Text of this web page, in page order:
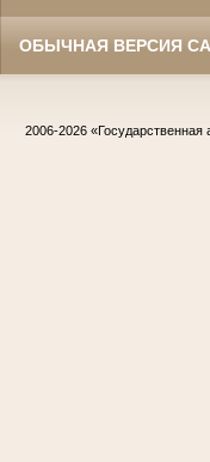
ОБЫЧНАЯ ВЕРСИЯ
2006-2026